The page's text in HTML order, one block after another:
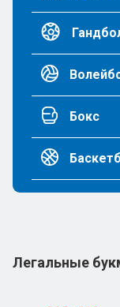
Бокс
Легальные